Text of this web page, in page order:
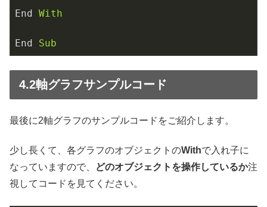
End With
End Sub
4.2軸グラフサンプルコード
最後に2軸グラフのサンプルコードをご紹介します。
少し長くて、各グラフのオブジェクトのWithで入れ子に
なっていますので、
どのオブジェクトを操作しているか注
視してコードを見てください。